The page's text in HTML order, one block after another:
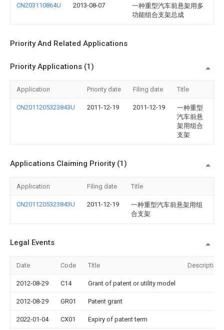
CN203110864U 2013-08-07
一种重型汽车前悬架用多
功能组合支架总成
Priority And Related Applications
Priority Applications (1)
Application Priority date Filing date Title
CN2011205323843U 2011-12-19 2011-12-19
一种重型
汽车前悬
架用组合
支架
Applications Claiming Priority (1)
Application Filing date Title
CN2011205323843U 2011-12-19
一种重型汽车前悬架用组
合支架
Legal Events
Date Code Title Description
2012-08-29 C14 Grant of patent or utility model
2012-08-29 GR01 Patent grant
2022-01-04 CX01 Expiry of patent term